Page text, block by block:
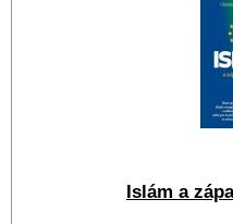
Islám a